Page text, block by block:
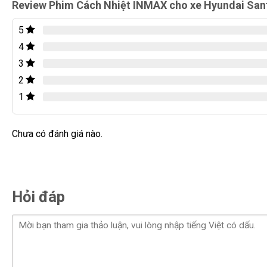
Dán phim cách nhiệt InMAX không chỉ giúp giảm nhiệt độ,
cho da và mắt của con người. Phim có thể loại bỏ hơn
tránh được những nguy cơ về ung thư da, cận thị hay lão
khỏi những tác động tiêu cực của ánh nắng mặt trời, như
Review Phim Cách Nhiệt INMAX cho xe Hyundai
5
4
3
2
1
Chưa có đánh giá nào.
Hỏi đáp